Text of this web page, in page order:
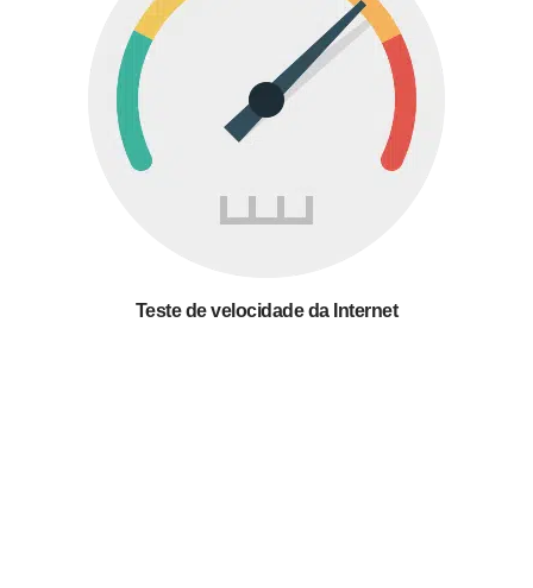
Teste de velocidade da Internet